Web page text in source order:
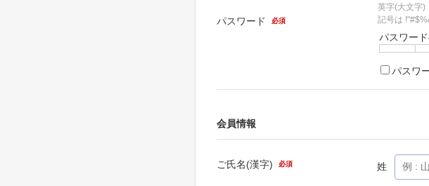
パスワード 必須
英字(大文字)
記号は
パスワー
パスワ
会員情報
ご氏名(漢字) 必須 姓